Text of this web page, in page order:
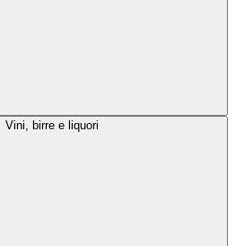
Vini, birre e liquori